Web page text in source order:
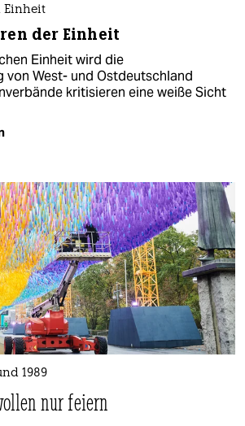
Einheit
der Einheit
Einheit wird die
von West- und Ostdeutschland
kritisieren eine weiße Sicht
1989
nur feiern